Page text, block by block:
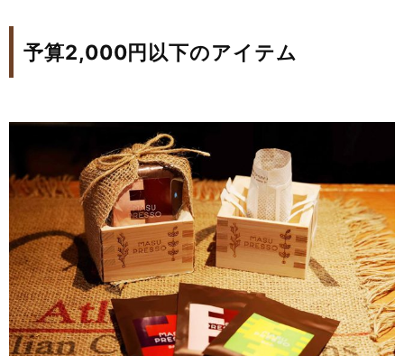
予算2,000円以下のアイテム